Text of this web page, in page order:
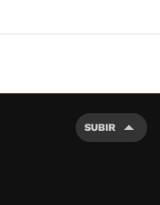
SUBIR